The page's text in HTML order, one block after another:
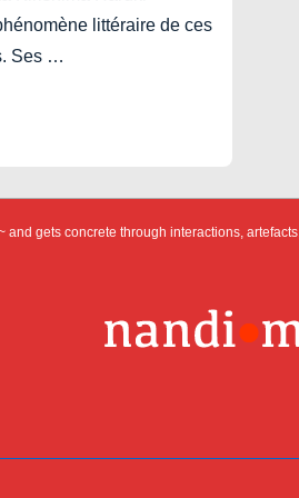
littéraire de ces
Ses …
and gets concrete through interactions,